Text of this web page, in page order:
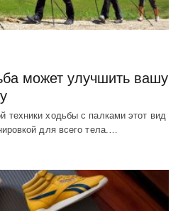
может улучшить вашу
техники ходьбы с палками этот вид
для всего тела.…